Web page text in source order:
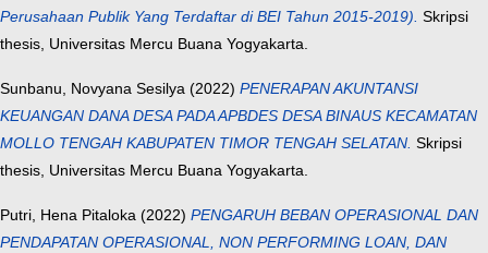
Perusahaan Publik Yang Terdaftar di BEI Tahun 2015-2019). Skripsi
thesis, Universitas Mercu Buana Yogyakarta.
Sunbanu, Novyana Sesilya (2022) PENERAPAN AKUNTANSI
KEUANGAN DANA DESA PADA APBDES DESA BINAUS KECAMATAN
MOLLO TENGAH KABUPATEN TIMOR TENGAH SELATAN. Skripsi
thesis, Universitas Mercu Buana Yogyakarta.
Putri, Hena Pitaloka (2022) PENGARUH BEBAN OPERASIONAL DAN
PENDAPATAN OPERASIONAL, NON PERFORMING LOAN, DAN